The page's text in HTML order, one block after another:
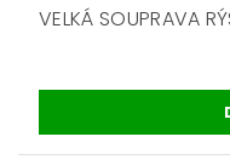
VELKÁ SOUPRAVA